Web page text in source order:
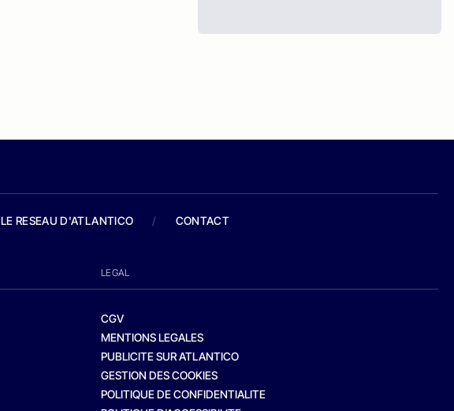
LE RESEAU D'ATLANTICO / CONTACT
LEGAL
CGV
MENTIONS LEGALES
PUBLICITE SUR ATLANTICO
GESTION DES COOKIES
POLITIQUE DE CONFIDENTIALITE